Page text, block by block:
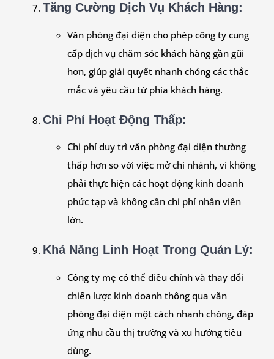
Tăng Cường Dịch Vụ Khách Hàng:
Văn phòng đại diện cho phép công ty cung
cấp dịch vụ chăm sóc khách hàng gần gũi
hơn, giúp giải quyết nhanh chóng các thắc
mắc và yêu cầu từ phía khách hàng.
Chi Phí Hoạt Động Thấp:
Chi phí duy trì văn phòng đại diện thường
thấp hơn so với việc mở chi nhánh, vì không
phải thực hiện các hoạt động kinh doanh
phức tạp và không cần chi phí nhân viên
lớn.
Khả Năng Linh Hoạt Trong Quản Lý:
Công ty mẹ có thể điều chỉnh và thay đổi
chiến lược kinh doanh thông qua văn
phòng đại diện một cách nhanh chóng, đáp
ứng nhu cầu thị trường và xu hướng tiêu
dùng.